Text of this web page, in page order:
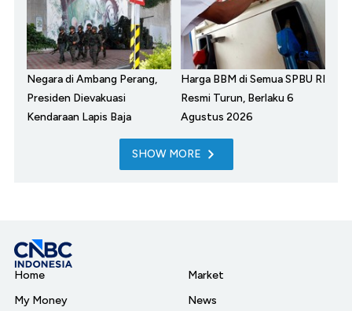
Negara di Ambang Perang,
Presiden Dievakuasi
Kendaraan Lapis Baja
Harga BBM di Semua SPBU RI
Resmi Turun, Berlaku 6
Agustus 2026
SHOW MORE
Home
My Money
Market
News